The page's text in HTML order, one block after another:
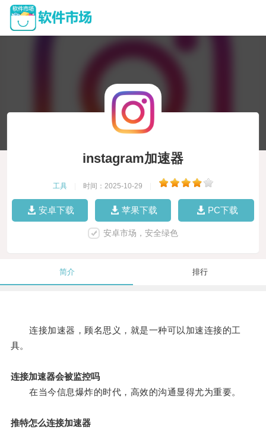
instagram加速器
工具 时间：2025-10-29
安卓下载 苹果下载 PC下载
安卓市场，安全绿色
简介 排行
连接加速器，顾名思义，就是一种可以加速连接的工
具。
连接加速器会被监控吗
在当今信息爆炸的时代，高效的沟通显得尤为重要。
推特怎么连接加速器